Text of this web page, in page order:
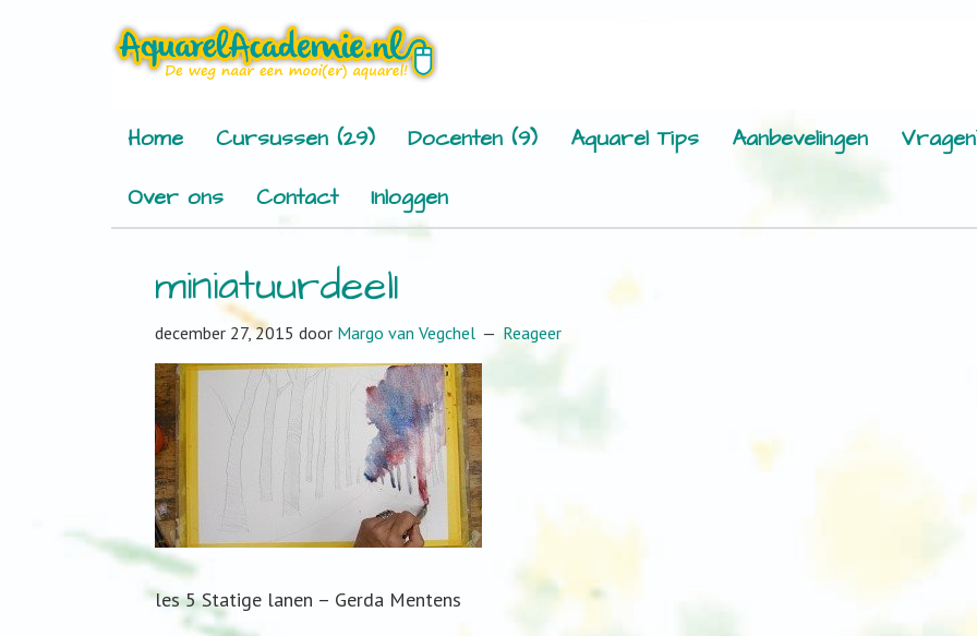
Home Cursussen (29) Docenten (9) Aquarel Tips Aanbevelingen
Over ons
Contact Inloggen
miniatuurdeel1
december 27, 2015 door Margo van Vegchel Reageer
les 5 Statige lanen – Gerda Mentens